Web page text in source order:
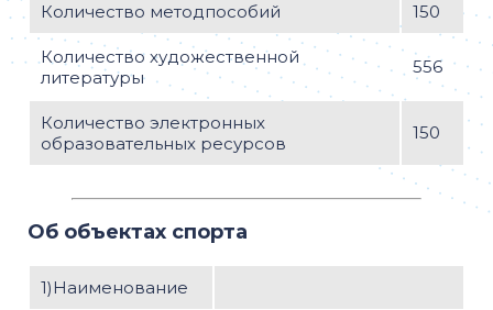
-Комплект коллекционный
демонстрационный-1;
-Комплект микропрепаратов
Ботаника 1 проф. уровень-1;
-Комплект микропрепаратов
Анатомия проф. уровень-1;
Ботаника 2 проф. уровень-1;
-Комплект микропрепаратов
-Комплект микропрепаратов
Количество методпособий 150
Количество художественной
литературы
556
Количество электронных
образовательных ресурсов
150
Об объектах спорта
1)Наименование